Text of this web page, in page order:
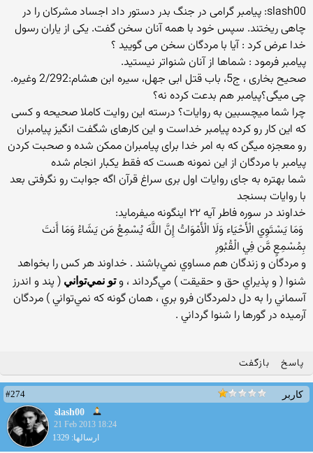
slash00: پيامبر گرامى در جنگ بدر دستور داد اجساد مشركان را در
چاهى ريختند. سپس خود با همه آنان سخن گفت. يكى از ياران رسول
خدا عرض كرد : آيا با مردگان سخن مى ‏گوييد ؟
پيامبر فرمود : شماها از آنان شنواتر نيستيد.
صحيح بخارى ، ج‏5، باب قتل ابى جهل، سيره ابن هشام:2/292 وغيره.
چی میگی؟پیامبر هم بدعت کرده نه؟
چرا شما میچسبین به روایات؟ درسته این روایت کاملا صحیحه و کسی
که این کار رو کرده پیامبر خداست و این کارهای شگفت انگیز پیامبران
رو معجزه میگن که به امر خدا برای پیامبران ممکن شده و صحبت کردن
پیامبر با مردگان از این نمونه هست که فقط یکبار انجام شده
شما بهتره به جای روایات اول بری سراغ قرآن اگه جوابت رو نگرفتی بعد
با روایات بسنجد
خداوند در سوره فاطر آیه ۲۲ اینگونه میفرماید:
‏ وَمَا يَسْتَوِي الْأَحْيَاء وَلَا الْأَمْوَاتُ إِنَّ اللَّهَ يُسْمِعُ مَن يَشَاءُ وَمَا أَنتَ
بِمُسْمِعٍ مَّن فِي الْقُبُورِ
‏و مردگان و زندگان هم مساوي نمي‌باشند . خداوند هر كس را بخواهد
شنوا ( و پذيراي حق و حقيقت ) مي‌گرداند ، وتو نمي‌تواني ( پند و اندرز
آسماني را به دل دلمردگان فرو بري ، همان گونه كه نمي‌تواني ) مردگان
آرميده در گورها را شنوا گرداني .‏
پاسخ بازگفت
کاربر
#274
slash00
21 Feb 2013 18:24
ارسالها: 1329